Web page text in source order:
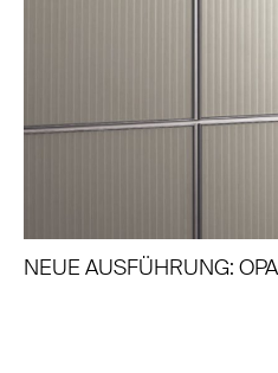
NEUE AUSFÜHRUNG: